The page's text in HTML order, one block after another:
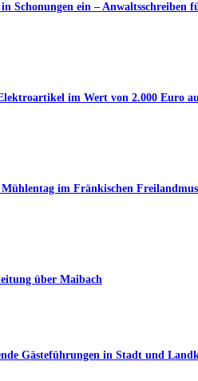
Schonungen ein – Anwaltsschreiben
im Wert von 2.000 Euro
im Fränkischen
über Maibach
Gästeführungen in Stadt und